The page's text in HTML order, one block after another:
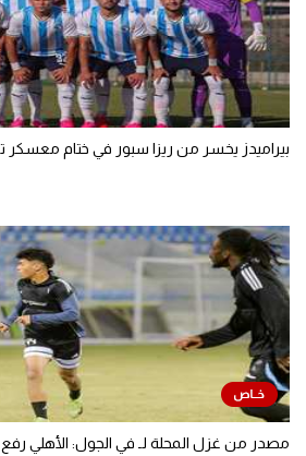
بيراميدز يخسر من ريزا سبور في ختام معسكر
مصدر من غزل المحلة لـ في الجول: الأهلي